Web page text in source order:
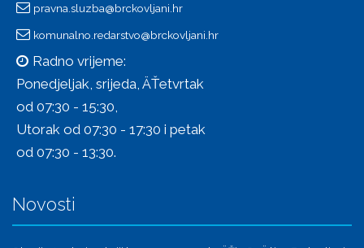
pravna.sluzba@brckovljani.hr
komunalno.redarstvo@brckovljani.hr
Radno vrijeme:
Ponedjeljak, srijeda, ÄŤetvrtak
od 07:30 - 15:30,
Utorak od 07:30 - 17:30 i petak
od 07:30 - 13:30.
Novosti